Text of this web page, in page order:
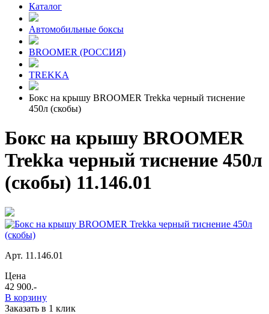
Каталог
Автомобильные боксы
BROOMER (РОССИЯ)
TREKKA
Бокс на крышу BROOMER Trekka черный тиснение
450л (скобы)
Бокс на крышу BROOMER
Trekka черный тиснение 450л
(скобы) 11.146.01
Арт. 11.146.01
Цена
42 900.-
В корзину
Заказать в 1 клик